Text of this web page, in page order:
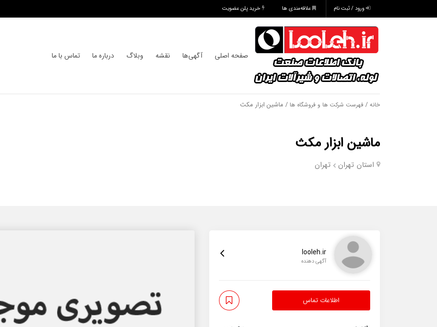
ورود / ثبت نام علاقه‌مندی ها خرید پلن عضویت
صفحه اصلی آگهی‌ها نقشه وبلاگ درباره ما تماس با ما
خانه / فهرست شرکت ها و فروشگاه ها / ماشین ابزار مکث
ماشین ابزار مکث
استان تهران تهران
looleh.ir
آگهی دهنده
اطلاعات تماس